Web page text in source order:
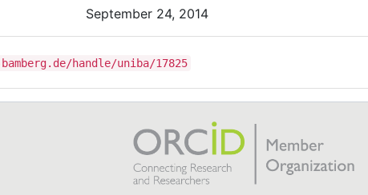
September 24, 2014
handle/uniba/17825